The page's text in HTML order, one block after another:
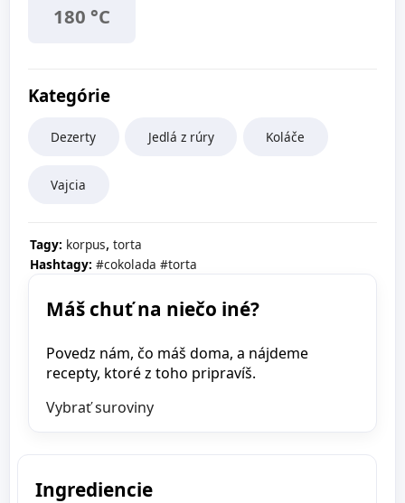
180 °C
Kategórie
Dezerty Jedlá z rúry Koláče
Vajcia
Tagy: korpus, torta
Hashtagy: #cokolada #torta
Máš chuť na niečo iné?
Povedz nám, čo máš doma, a nájdeme
recepty, ktoré z toho pripravíš.
Vybrať suroviny
Ingrediencie